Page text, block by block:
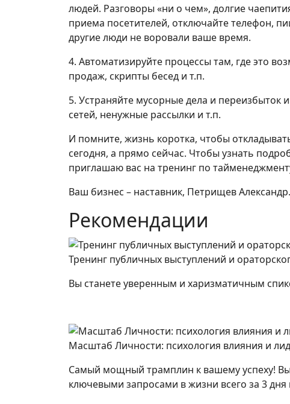
людей. Разговоры «ни о чем», долгие
приема посетителей, отключайте телефон,
другие люди не воровали ваше время.
4. Автоматизируйте процессы там, где это
продаж, скрипты бесед и т.п.
5. Устраняйте мусорные дела и
сетей, ненужные рассылки и т.п.
И помните, жизнь коротка, чтобы
сегодня, а прямо сейчас. Чтобы узнать
приглашаю вас на тренинг по
Ваш бизнес – наставник, Петрищев Александр.
Рекомендации
Тренинг публичных выступлений и
Вы станете уверенным и харизматичным
Масштаб Личности: психология влияния и
Самый мощный трамплин к вашему успеху!
ключевыми запросами в жизни всего за 3